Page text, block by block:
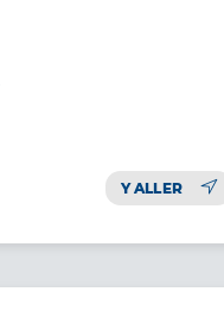
Y ALLER